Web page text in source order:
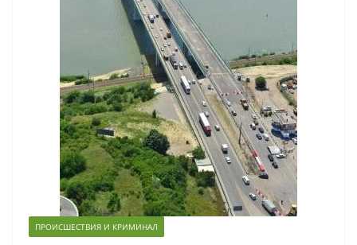
ПРОИСШЕСТВИЯ И КРИМИНАЛ